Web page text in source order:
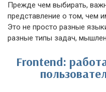
Прежде чем выбирать,
представление о том, чем
Это не просто разные
разные типы задач,
Frontend: